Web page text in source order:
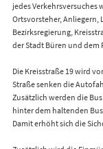
jedes
Ortsvorsteher, Anliegern,
Bezirksregierung,
der Stadt Büren und
Die Kreisstraße 19 wird
Straße senken die
Zusätzlich werden die
hinter dem haltenden
Damit erhöht sich die